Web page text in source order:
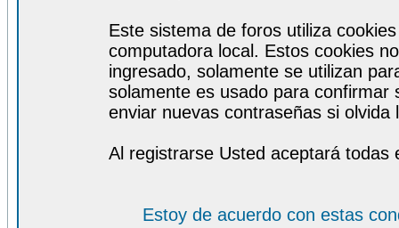
Este sistema de foros utiliza
computadora local. Estos cookies
ingresado, solamente se utilizan
solamente es usado para
enviar nuevas contraseñas si olvida
Al registrarse Usted aceptará todas
Estoy de acuerdo con estas